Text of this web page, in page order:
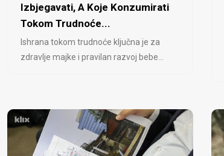
Izbjegavati, A Koje Konzumirati
Tokom Trudnoće...
Ishrana tokom trudnoće ključna je za
zdravlje majke i pravilan razvoj bebe...